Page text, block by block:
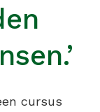
cursus